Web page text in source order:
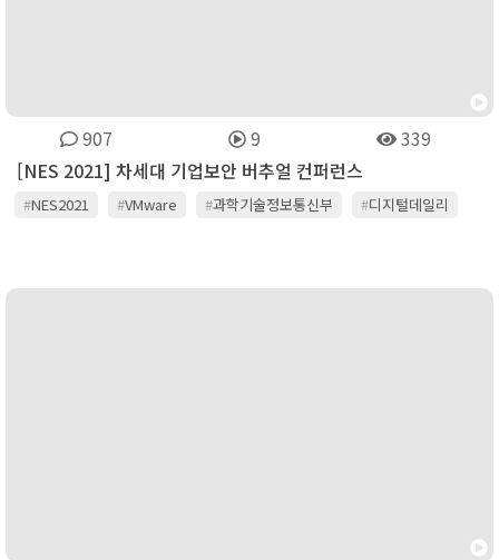
907 9
339
[NES 2021] 차세대 기업보안 버추얼 컨퍼런스
#NES2021 #VMware #과학기술정보통신부 #디지털데일리